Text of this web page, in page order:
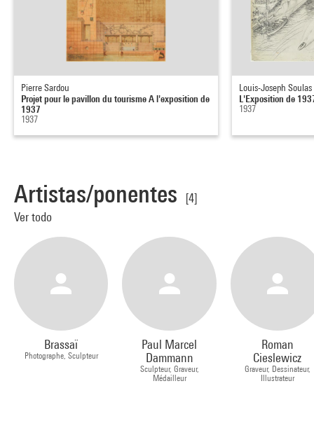
Pierre Sardou
Projet pour le pavillon du tourisme A l'exposition de
1937
1937
Louis-Joseph Soulas
L'Exposition de
1937
Artistas/ponentes
[4]
Ver todo
Brassaï
Photographe, Sculpteur
Paul Marcel
Dammann
Sculpteur, Graveur,
Médailleur
Roman
Cieslewicz
Graveur, Dessinateur,
Illustrateur